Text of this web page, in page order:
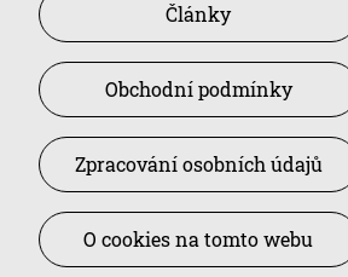
Články
Obchodní podmínky
Zpracování osobních údajů
O cookies na tomto webu